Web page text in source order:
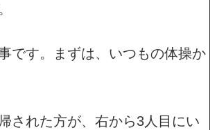
です。まずは、いつもの体操か
された方が、右から3人目にい